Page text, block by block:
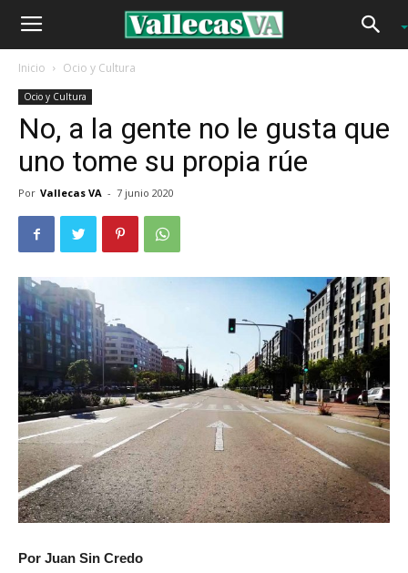
Inicio Ocio y Cultura
Ocio y Cultura
No, a la gente no le gusta que
uno tome su propia rúe
Por Vallecas VA - 7 junio 2020
Por Juan Sin Credo